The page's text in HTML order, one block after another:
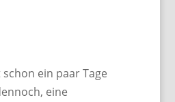
ein paar Tage
eine